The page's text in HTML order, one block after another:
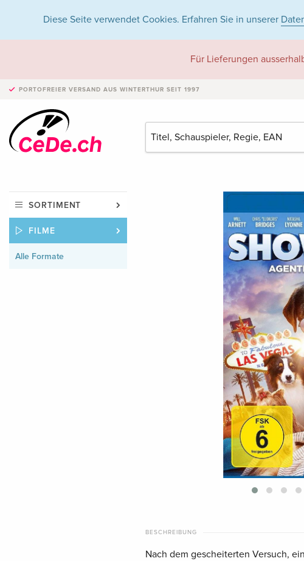
Diese Seite verwendet Cookies. Erfahren Sie in unserer
Für Lieferungen
PORTOFREIER VERSAND AUS WINTERTHUR SEIT 1997
SORTIMENT
FILME
Alle Formate
BESCHREIBUNG
Nach dem gescheiterten Versuch,